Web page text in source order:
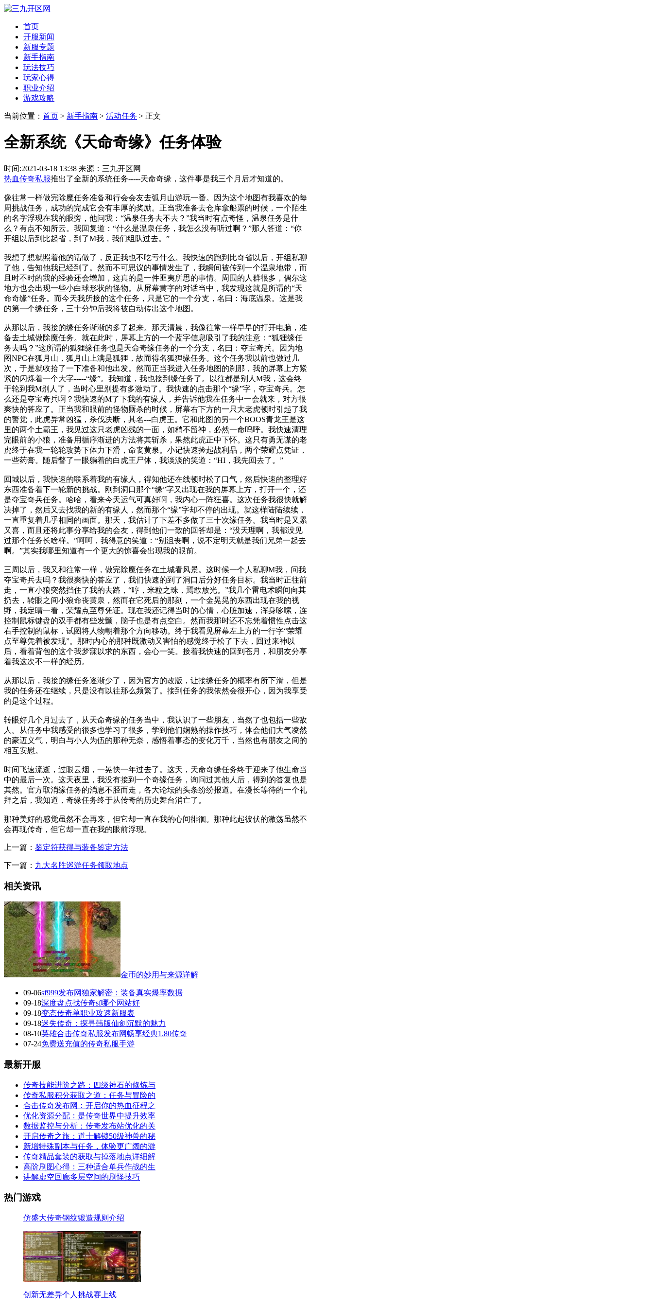
首页
开服新闻
新服专题
新手指南
玩法技巧
玩家心得
职业介绍
游戏攻略
当前位置： 首页 > 新手指南 > 活动任务 > 正文
全新系统《天命奇缘》任务体验
时间:2021-03-18 13:38 来源：三九开区网
热血传奇私服推出了全新的系统任务-----天命奇缘，这件事是我三个月后才知道的。
像往常一样做完除魔任务准备和行会会友去弧月山游玩一番。因为这个地图有我喜欢的每
周挑战任务，成功的完成它会有丰厚的奖励。正当我准备去仓库拿船票的时候，一个陌生
的名字浮现在我的眼旁，他问我：“温泉任务去不去？”我当时有点奇怪，温泉任务是什
么？有点不知所云。我回复道：“什么是温泉任务，我怎么没有听过啊？”那人答道：“你
开组以后到比起省，到了M我，我们组队过去。”
我想了想就照着他的话做了，反正我也不吃亏什么。我快速的跑到比奇省以后，开组私聊
了他，告知他我已经到了。然而不可思议的事情发生了，我瞬间被传到一个温泉地带，而
且时不时的我的经验还会增加，这真的是一件匪夷所思的事情。周围的人群很多，偶尔这
地方也会出现一些小白球形状的怪物。从屏幕黄字的对话当中，我发现这就是所谓的“天
命奇缘”任务。而今天我所接的这个任务，只是它的一个分支，名曰：海底温泉。这是我
的第一个缘任务，三十分钟后我将被自动传出这个地图。
从那以后，我接的缘任务渐渐的多了起来。那天清晨，我像往常一样早早的打开电脑，准
备去土城做除魔任务。就在此时，屏幕上方的一个蓝字信息吸引了我的注意：“狐狸缘任
务去吗？”这所谓的狐狸缘任务也是天命奇缘任务的一个分支，名曰：夺宝奇兵。因为地
图NPC在狐月山，狐月山上满是狐狸，故而得名狐狸缘任务。这个任务我以前也做过几
次，于是就收拾了一下准备和他出发。然而正当我进入任务地图的刹那，我的屏幕上方紧
紧的闪烁着一个大字-----“缘”。我知道，我也接到缘任务了。以往都是别人M我，这会终
于轮到我M别人了，当时心里别提有多激动了。我快速的点击那个“缘”字，夺宝奇兵。怎
么还是夺宝奇兵啊？我快速的M了下我的有缘人，并告诉他我在任务中一会就来，对方很
爽快的答应了。正当我和眼前的怪物厮杀的时候，屏幕右下方的一只大老虎顿时引起了我
的警觉，此虎异常凶猛，杀伐决断，其名---白虎王。它和此图的另一个BOOS青龙王是这
里的两个土霸王，我见过这只老虎凶残的一面，如稍不留神，必然一命呜呼。我快速清理
完眼前的小狼，准备用循序渐进的方法将其斩杀，果然此虎正中下怀。这只有勇无谋的老
虎终于在我一轮轮攻势下体力下滑，命丧黄泉。小记快速捡起战利品，两个荣耀点凭证，
一些药膏。随后瞥了一眼躺着的白虎王尸体，我淡淡的笑道：“HI，我先回去了。”
回城以后，我快速的联系着我的有缘人，得知他还在线顿时松了口气，然后快速的整理好
东西准备着下一轮新的挑战。刚到洞口那个“缘”字又出现在我的屏幕上方，打开一个，还
是夺宝奇兵任务。哈哈，看来今天运气可真好啊，我内心一阵狂喜。这次任务我很快就解
决掉了，然后又去找我的新的有缘人，然而那个“缘”字却不停的出现。就这样陆陆续续，
一直重复着几乎相同的画面。那天，我估计了下差不多做了三十次缘任务。我当时是又累
又喜，而且还将此事分享给我的会友，得到他们一致的回答却是：“没天理啊，我都没见
过那个任务长啥样。”呵呵，我得意的笑道：“别沮丧啊，说不定明天就是我们兄弟一起去
啊。”其实我哪里知道有一个更大的惊喜会出现我的眼前。
三周以后，我又和往常一样，做完除魔任务在土城看风景。这时候一个人私聊M我，问我
夺宝奇兵去吗？我很爽快的答应了，我们快速的到了洞口后分好任务目标。我当时正往前
走，一直小狼突然挡住了我的去路，“哼，米粒之珠，焉敢放光。”我几个雷电术瞬间向其
扔去，转眼之间小狼命丧黄泉，然而在它死后的那刻，一个金晃晃的东西出现在我的视
野，我定睛一看，荣耀点至尊凭证。现在我还记得当时的心情，心脏加速，浑身哆嗦，连
控制鼠标键盘的双手都有些发颤，脑子也是有点空白。然而我那时还不忘凭着惯性点击这
右手控制的鼠标，试图将人物朝着那个方向移动。终于我看见屏幕左上方的一行字“荣耀
点至尊凭着被发现”。那时内心的那种既激动又害怕的感觉终于松了下去，回过来神以
后，看着背包的这个我梦寐以求的东西，会心一笑。接着我快速的回到苍月，和朋友分享
着我这次不一样的经历。
从那以后，我接的缘任务逐渐少了，因为官方的改版，让接缘任务的概率有所下滑，但是
我的任务还在继续，只是没有以往那么频繁了。接到任务的我依然会很开心，因为我享受
的是这个过程。
转眼好几个月过去了，从天命奇缘的任务当中，我认识了一些朋友，当然了也包括一些敌
人。从任务中我感受的很多也学习了很多，学到他们娴熟的操作技巧，体会他们大气凌然
的豪迈义气，明白与小人为伍的那种无奈，感悟着事态的变化万千，当然也有朋友之间的
相互安慰。
时间飞速流逝，过眼云烟，一晃快一年过去了。这天，天命奇缘任务终于迎来了他生命当
中的最后一次。这天夜里，我没有接到一个奇缘任务，询问过其他人后，得到的答复也是
其然。官方取消缘任务的消息不胫而走，各大论坛的头条纷纷报道。在漫长等待的一个礼
拜之后，我知道，奇缘任务终于从传奇的历史舞台消亡了。
那种美好的感觉虽然不会再来，但它却一直在我的心间徘徊。那种此起彼伏的激荡虽然不
会再现传奇，但它却一直在我的眼前浮现。
上一篇： 鉴定符获得与装备鉴定方法
下一篇： 九大名胜巡游任务领取地点
相关资讯
金币的妙用与来源详解
09-06sf999发布网独家解密：装备真实爆率数据
09-18深度盘点找传奇sf哪个网站好
09-18变态传奇单职业攻速新服表
09-18迷失传奇：探寻韩版仙剑沉默的魅力
08-10英雄合击传奇私服发布网畅享经典1.80传奇
07-24免费送充值的传奇私服手游
最新开服
传奇技能进阶之路：四级神石的修炼与
传奇私服积分获取之道：任务与冒险的
合击传奇发布网：开启你的热血征程之
优化资源分配：是传奇世界中提升效率
数据监控与分析：传奇发布站优化的关
开启传奇之旅：道士解锁50级神兽的秘
新增特殊副本与任务，体验更广阔的游
传奇精品套装的获取与掉落地点详细解
高阶刷图心得：三种适合单兵作战的生
讲解虚空回廊多层空间的刷怪技巧
热门游戏
仿盛大传奇钢纹锻造规则介绍
创新无差异个人挑战赛上线